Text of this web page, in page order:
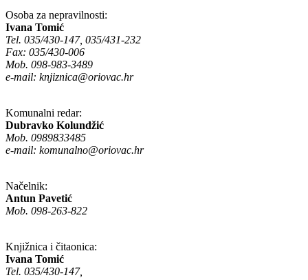
Osoba za nepravilnosti:
Ivana Tomić
Tel. 035/430-147, 035/431-232
Fax: 035/430-006
Mob. 098-983-3489
e-mail: knjiznica@oriovac.hr
Komunalni redar:
Dubravko Kolundžić
Mob. 0989833485
e-mail: komunalno@oriovac.hr
Načelnik:
Antun Pavetić
Mob. 098-263-822
Knjižnica i čitaonica:
Ivana Tomić
Tel. 035/430-147,